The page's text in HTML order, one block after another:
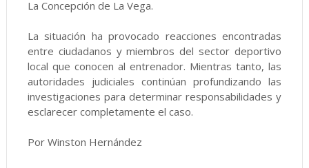
La Concepción de La Vega.
La situación ha provocado reacciones encontradas
entre ciudadanos y miembros del sector deportivo
local que conocen al entrenador. Mientras tanto, las
autoridades judiciales continúan profundizando las
investigaciones para determinar responsabilidades y
esclarecer completamente el caso.
Por Winston Hernández